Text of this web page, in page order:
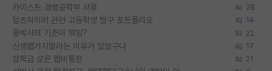
카이스트 경영공학부 서류 28
알츠하이머 관련 고등학생 탐구 포트폴리오 14
물박사의 기준이 뭐임? 22
신생랩가지말라는 이유가 있었구나 17
장학금 모은 랩비통장 21